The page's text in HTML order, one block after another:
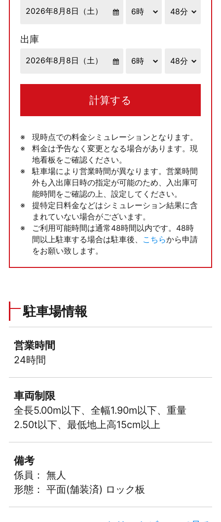
出庫
計算する
現時点での料金シミュレーションとなります。
料金は予告なく変更となる場合があります。現
地看板をご確認ください。
駐車場により営業時間が異なります。営業時間
外も入出庫日時の指定が可能のため、入出庫可
能時間をご確認の上、設定してください。
提特定日料金などはシミュレーション結果に含
まれていない場合がございます。
ご利用可能時間は通常48時間以内です。48時
間以上駐車する場合は駐車後、
こちらから申請
をお願い致します。
駐車場情報
営業時間
24時間
車両制限
全長5.00m以下、全幅1.90m以下、重量
2.50t以下、最低地上高15cm以上
備考
係員： 無人
形態： 平面(舗装済) ロック板